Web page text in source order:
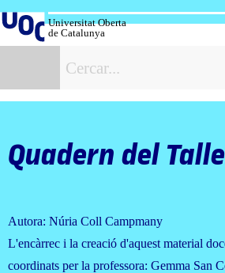
al
contingut
Universitat Oberta
de Catalunya
Quadern del
Autora: Núria Coll Campmany
L'encàrrec i la creació d'aquest material
coordinats per la professora: Gemma San